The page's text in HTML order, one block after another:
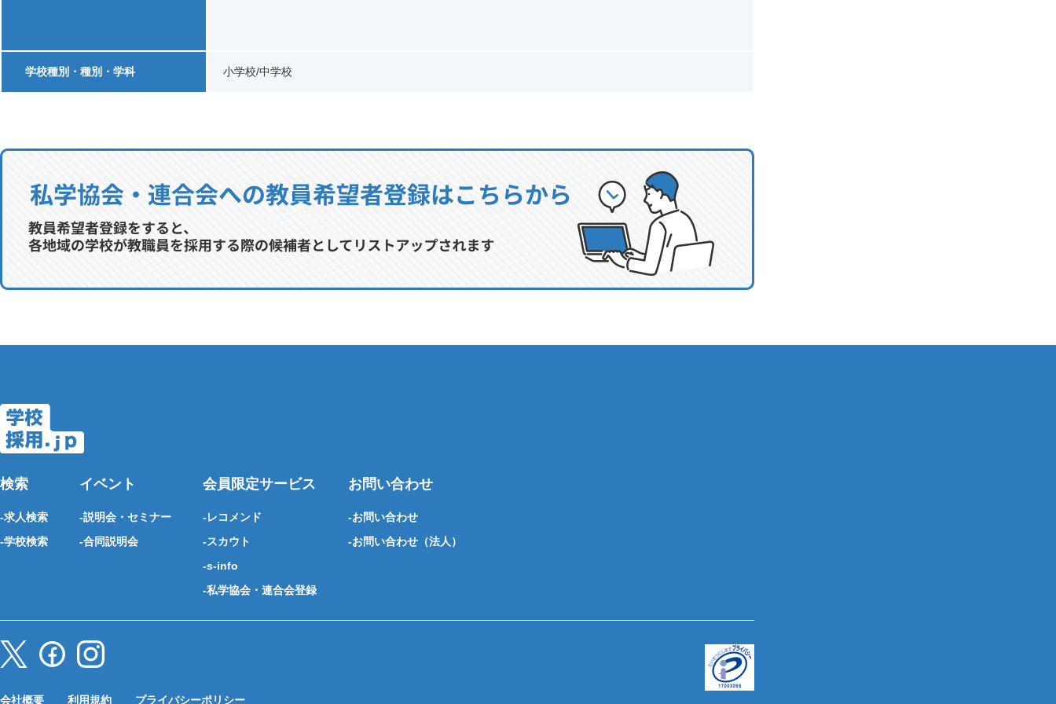
学校種別・種別・学科 小学校/中学校
検索
求人検索
学校検索
イベント
説明会・セミナー
合同説明会
会員限定サービス
レコメンド
スカウト
s-info
私学協会・連合会登録
お問い合わせ
お問い合わせ
お問い合わせ（法人）
会社概要 利用規約 プライバシーポリシー